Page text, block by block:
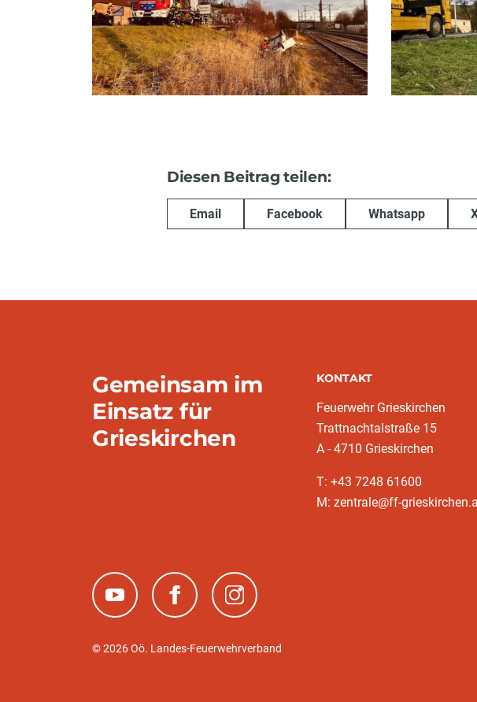
Diesen Beitrag teilen:
Email Facebook Whatsapp
Gemeinsam im
Einsatz für
Grieskirchen
KONTAKT
Feuerwehr Grieskirchen
Trattnachtalstraße 15
A - 4710 Grieskirchen
T: +43 7248 61600
M: zentrale@ff-
(neues Fenster)(neues Fenster)(neues Fenster)
© 2026 Oö. Landes-Feuerwehrverband